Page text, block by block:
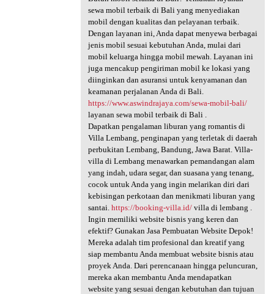
sewa mobil terbaik di Bali yang menyediakan
mobil dengan kualitas dan pelayanan terbaik.
Dengan layanan ini, Anda dapat menyewa berbagai
jenis mobil sesuai kebutuhan Anda, mulai dari
mobil keluarga hingga mobil mewah. Layanan ini
juga mencakup pengiriman mobil ke lokasi yang
diinginkan dan asuransi untuk kenyamanan dan
keamanan perjalanan Anda di Bali.
https://www.aswindrajaya.com/sewa-mobil-bali/
layanan sewa mobil terbaik di Bali .
Dapatkan pengalaman liburan yang romantis di
Villa Lembang, penginapan yang terletak di daerah
perbukitan Lembang, Bandung, Jawa Barat. Villa-
villa di Lembang menawarkan pemandangan alam
yang indah, udara segar, dan suasana yang tenang,
cocok untuk Anda yang ingin melarikan diri dari
kebisingan perkotaan dan menikmati liburan yang
santai. https://booking-villa.id/villa di lembang .
Ingin memiliki website bisnis yang keren dan
efektif? Gunakan Jasa Pembuatan Website Depok!
Mereka adalah tim profesional dan kreatif yang
siap membantu Anda membuat website bisnis atau
proyek Anda. Dari perencanaan hingga peluncuran,
mereka akan membantu Anda mendapatkan
website yang sesuai dengan kebutuhan dan tujuan